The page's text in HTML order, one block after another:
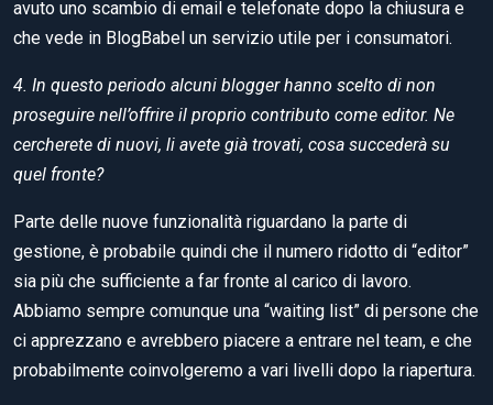
avuto uno scambio di email e telefonate dopo la chiusura e
che vede in BlogBabel un servizio utile per i consumatori.
4. In questo periodo alcuni blogger hanno scelto di non
proseguire nell’offrire il proprio contributo come editor. Ne
cercherete di nuovi, li avete già trovati, cosa succederà su
quel fronte?
Parte delle nuove funzionalità riguardano la parte di
gestione, è probabile quindi che il numero ridotto di “editor”
sia più che sufficiente a far fronte al carico di lavoro.
Abbiamo sempre comunque una “waiting list” di persone che
ci apprezzano e avrebbero piacere a entrare nel team, e che
probabilmente coinvolgeremo a vari livelli dopo la riapertura.